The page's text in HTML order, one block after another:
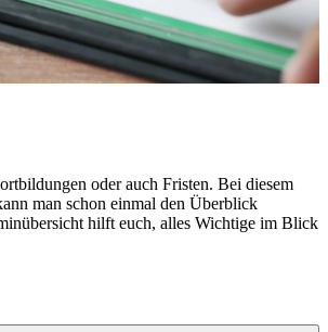
oder auch Fristen. Bei diesem
man schon einmal den Überblick
hilft euch, alles Wichtige im Blick